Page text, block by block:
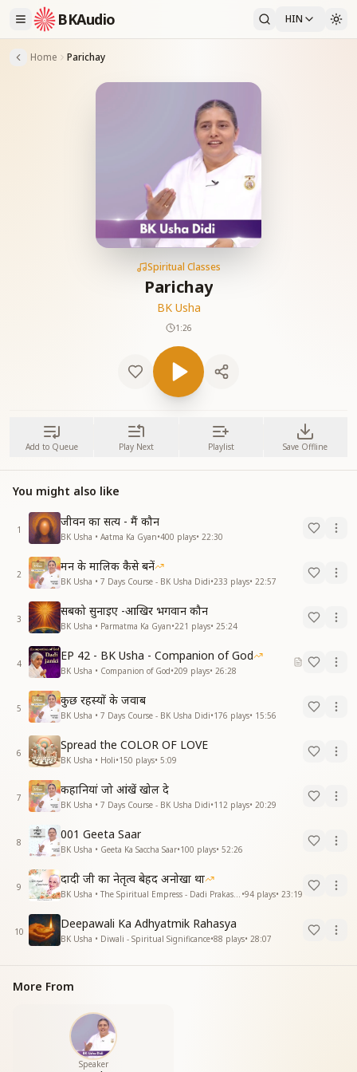
BKAudio HIN
Home Parichay
Spiritual Classes
Parichay
BK Usha
1:26
Add to Queue Play Next Playlist Save Offline
You might also like
1
जीवन का सत्य - मैं कौन
BK Usha • Aatma Ka Gyan•400 plays• 22:30
2
मन के मालिक कैसे बनें
BK Usha • 7 Days Course - BK Usha Didi•233 plays• 22:57
3
सबको सुनाइए -आखिर भगवान कौन
BK Usha • Parmatma Ka Gyan•221 plays• 25:24
4
EP 42 - BK Usha - Companion of God
BK Usha • Companion of God•209 plays• 26:28
5
कुछ रहस्यों के जवाब
BK Usha • 7 Days Course - BK Usha Didi•176 plays• 15:56
6
Spread the COLOR OF LOVE
BK Usha • Holi•150 plays• 5:09
7
कहानियां जो आंखें खोल दे
BK Usha • 7 Days Course - BK Usha Didi•112 plays• 20:29
8
001 Geeta Saar
BK Usha • Geeta Ka Saccha Saar•100 plays• 52:26
9
दादी जी का नेतृत्व बेहद अनोखा था
•94 plays• 23:19
10
Deepawali Ka Adhyatmik Rahasya
BK Usha • Diwali - Spiritual Significance•88 plays• 28:07
More From
Speaker